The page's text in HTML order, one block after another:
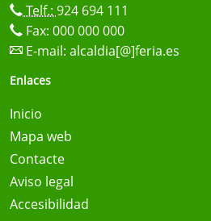
Telf.: 924 694 111
Fax: 000 000 000
E-mail: alcaldia[@]feria.es
Enlaces
Inicio
Mapa web
Contacte
Aviso legal
Accesibilidad